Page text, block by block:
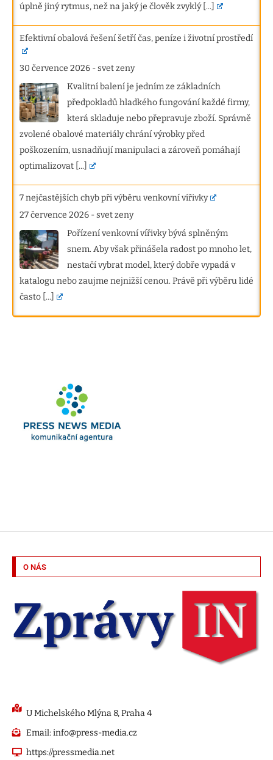
úplně jiný rytmus, než na jaký je člověk zvyklý [...]
Efektivní obalová řešení šetří čas, peníze i životní prostředí
30 července 2026 -svet zeny
Kvalitní balení je jedním ze základních
předpokladů hladkého fungování každé firmy,
která skladuje nebo přepravuje zboží. Správně
zvolené obalové materiály chrání výrobky před
poškozením, usnadňují manipulaci a zároveň pomáhají
optimalizovat [...]
7 nejčastějších chyb při výběru venkovní vířivky
27 července 2026 -svet zeny
Pořízení venkovní vířivky bývá splněným
snem. Aby však přinášela radost po mnoho let,
nestačí vybrat model, který dobře vypadá v
katalogu nebo zaujme nejnižší cenou. Právě při výběru lidé
často [...]
O NÁS
U Michelského Mlýna 8, Praha 4
Email: info@press-media.cz
https://pressmedia.net